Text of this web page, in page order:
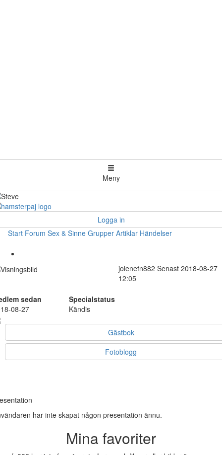
Meny
Logga in
Start Forum Sex & Sinne Grupper Artiklar Händelser
jolenefn882 Senast 2018-08-27
12:05
sedan
Specialstatus
08-27
Kändis
Gästbok
Fotoblogg
har inte skapat någon presentation ännu.
Mina favoriter